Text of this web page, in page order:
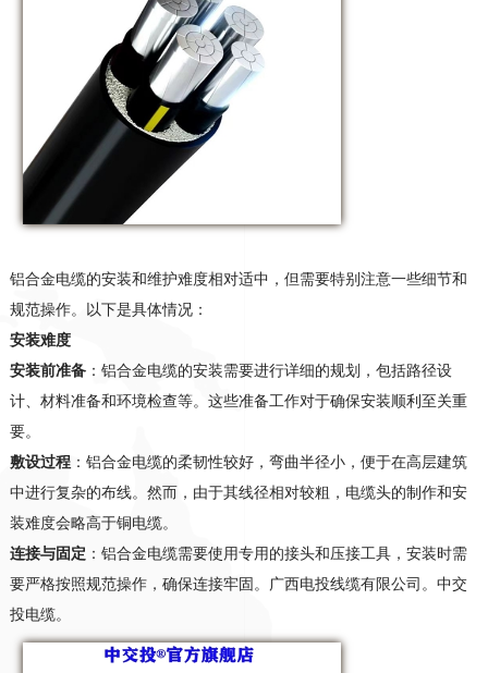
铝合金电缆的安装和维护难度相对适中，但需要特别注意一些细节和
规范操作。以下是具体情况：
安装难度
安装前准备：铝合金电缆的安装需要进行详细的规划，包括路径设
计、材料准备和环境检查等。这些准备工作对于确保安装顺利至关重
要。
敷设过程：铝合金电缆的柔韧性较好，弯曲半径小，便于在高层建筑
中进行复杂的布线。然而，由于其线径相对较粗，电缆头的制作和安
装难度会略高于铜电缆。
连接与固定 ：铝合金电缆需要使用专用的接头和压接工具，安装时需
要严格按照规范操作，确保连接牢固。广西电投线缆有限公司。中交
投电缆。